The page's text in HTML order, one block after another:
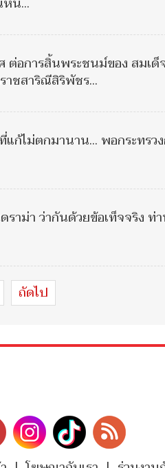
ต่อการสิ้นพระชนม์ของ สมเด็
าชสาริณีสิริพัชร...
ก้ไม่ตกมานาน... พอกระทรว
าม่า ว่ากันด้วยข้อเท็จจริง ท่
ถัดไป